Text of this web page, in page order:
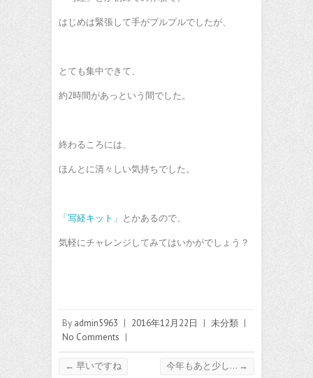
はじめは緊張して手がプルプルでしたが、
とても集中できて、
約2時間があっという間でした。
終わるころには、
ほんとに清々しい気持ちでした。
「写経キット」 とかあるので、
気軽にチャレンジしてみてはいかがでしょう？
By admin5963 | 2016年12月22日 | 未分類 |
No Comments |
← 早いですね 今年もあと少し… →